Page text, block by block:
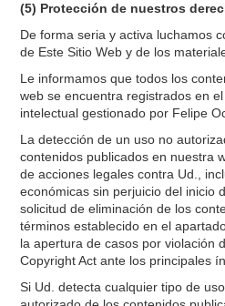
(5) Protección de nuestros
De forma seria y activa luchamos
de Este Sitio Web y de los
Le informamos que todos los
web se encuentra registrados en
intelectual gestionado por Felipe
La detección de un uso no
contenidos publicados en nuestra
de acciones legales contra Ud.,
económicas sin perjuicio del inicio
solicitud de eliminación de los
términos establecido en el
la apertura de casos por violación
Copyright Act ante los principales
Si Ud. detecta cualquier tipo de